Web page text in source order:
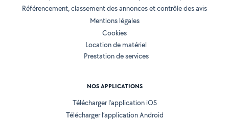
Référencement, classement des annonces et contrôle des avis
Mentions légales
Cookies
Location de matériel
Prestation de services
NOS APPLICATIONS
Télécharger l’application iOS
Télécharger l’application Android